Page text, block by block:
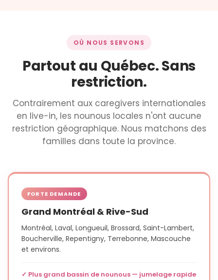
OÙ NOUS SERVONS
Partout au Québec. Sans
restriction.
Contrairement aux caregivers internationales
en live-in, les nounous locales n'ont aucune
restriction géographique. Nous matchons des
familles dans toute la province.
FORTE DEMANDE
Grand Montréal & Rive-Sud
Montréal, Laval, Longueuil, Brossard, Saint-Lambert,
Boucherville, Repentigny, Terrebonne, Mascouche
et environs.
✓ Plus grand bassin de nounous — jumelage rapide